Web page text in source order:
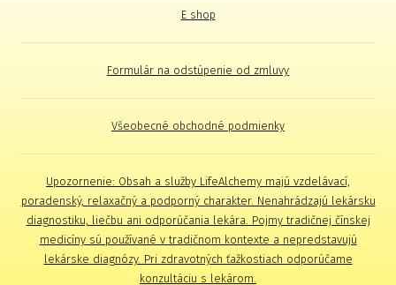
E shop
Formulár na odstúpenie od zmluvy
Všeobecné obchodné podmienky
Upozornenie: Obsah a služby LifeAlchemy majú vzdelávací,
poradenský, relaxačný a podporný charakter. Nenahrádzajú lekársku
diagnostiku, liečbu ani odporúčania lekára. Pojmy tradičnej čínskej
medicíny sú používané v tradičnom kontexte a nepredstavujú
lekárske diagnózy. Pri zdravotných ťažkostiach odporúčame
konzultáciu s lekárom.